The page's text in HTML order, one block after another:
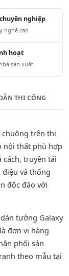
nghiệp
nghề cao
hoạt
sản xuất
THI CÔNG
chuộng trên thị
nội thất phù hợp
truyền tải
và thống
độc đáo với
tường Galaxy
đơn vị hàng
phối sản
theo mẫu tại